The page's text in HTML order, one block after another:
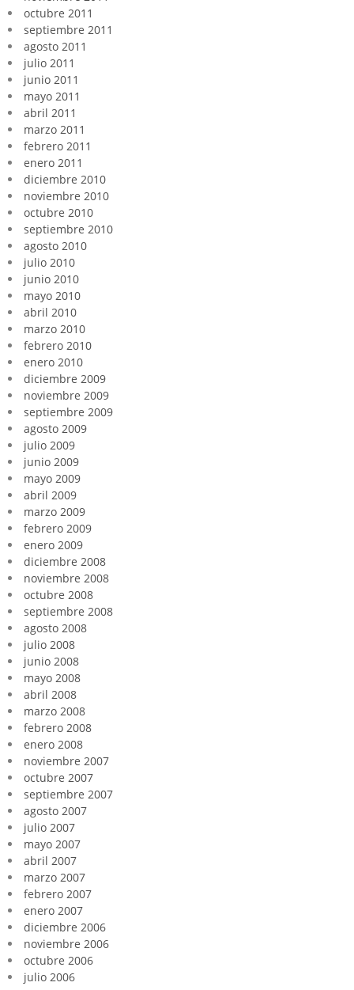
octubre 2011
septiembre 2011
agosto 2011
julio 2011
junio 2011
mayo 2011
abril 2011
marzo 2011
febrero 2011
enero 2011
diciembre 2010
noviembre 2010
octubre 2010
septiembre 2010
agosto 2010
julio 2010
junio 2010
mayo 2010
abril 2010
marzo 2010
febrero 2010
enero 2010
diciembre 2009
noviembre 2009
septiembre 2009
agosto 2009
julio 2009
junio 2009
mayo 2009
abril 2009
marzo 2009
febrero 2009
enero 2009
diciembre 2008
noviembre 2008
octubre 2008
septiembre 2008
agosto 2008
julio 2008
junio 2008
mayo 2008
abril 2008
marzo 2008
febrero 2008
enero 2008
noviembre 2007
octubre 2007
septiembre 2007
agosto 2007
julio 2007
mayo 2007
abril 2007
marzo 2007
febrero 2007
enero 2007
diciembre 2006
noviembre 2006
octubre 2006
julio 2006